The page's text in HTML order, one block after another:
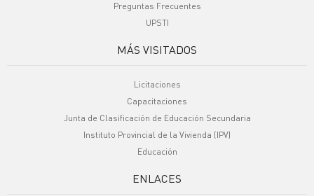
Preguntas Frecuentes
UPSTI
MÁS VISITADOS
Licitaciones
Capacitaciones
Junta de Clasificación de Educación Secundaria
Instituto Provincial de la Vivienda (IPV)
Educación
ENLACES